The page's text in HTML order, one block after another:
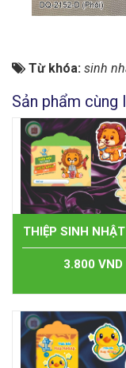
Từ khóa: sinh
Sản phẩm cùng
THIỆP SINH
3.800 VND